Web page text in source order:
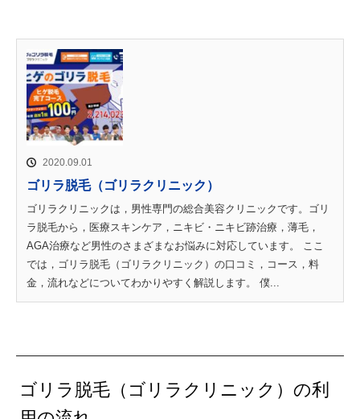
2020.09.01
ゴリラ脱毛（ゴリラクリニック）
ゴリラクリニックは，男性専門の総合美容クリニックです。ゴリ
ラ脱毛から，医療スキンケア，ニキビ・ニキビ跡治療，薄毛，
AGA治療など男性のさまざまなお悩みに対応しています。 ここ
では，ゴリラ脱毛（ゴリラクリニック）の口コミ，コース，料
金，流れなどについてわかりやすく解説します。 僕...
ゴリラ脱毛（ゴリラクリニック）の利